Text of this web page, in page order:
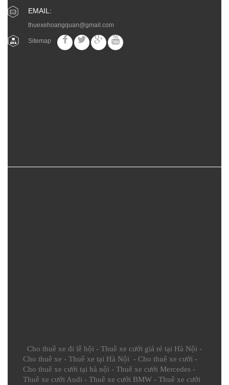
EMAIL:
thuexehoangquan@gmail.com
Sitemap
Cho thuê xe đi lễ hội - Thuê xe cưới giá rẻ tại Hà Nội -
Cho thuê xe - Thuê xe tại Hà Nội - Cho thuê xe cưới -
Cho thuê xe cưới tại hà nội - Thuê xe cưới Mercedes -
Thuê xe cưới Audi - Thuê xe cưới BMW - Thuê xe cưới